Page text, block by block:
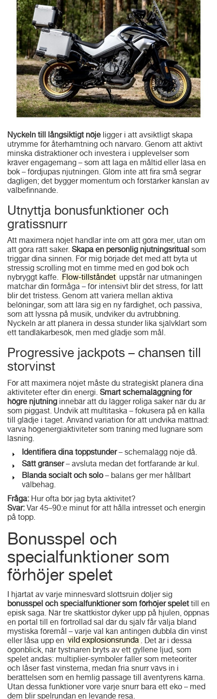
Nyckeln till långsiktigt nöje ligger i att avsiktligt skapa
utrymme för återhämtning och närvaro. Genom att aktivt
minska distraktioner och investera i upplevelser som
kräver engagemang – som att laga en måltid eller läsa en
bok – fördjupas njutningen. Glöm inte att fira små segrar
dagligen; det bygger momentum och förstärker känslan av
välbefinnande.
Utnyttja bonusfunktioner och
gratissnurr
Att maximera nöjet handlar inte om att göra mer, utan om
att göra rätt saker. Skapa en personlig njutningsritual som
triggar dina sinnen. För mig började det med att byta ut
stressig scrolling mot en timme med en god bok och
nybryggt kaffe. Flow-tillståndet uppstår när utmaningen
matchar din förmåga – för intensivt blir det stress, för lätt
blir det tristess. Genom att variera mellan aktiva
belöningar, som att lära sig en ny färdighet, och passiva,
som att lyssna på musik, undviker du avtrubbning.
Nyckeln är att planera in dessa stunder lika självklart som
ett tandläkarbesök, men med glädje som mål.
Progressive jackpots – chansen till
storvinst
För att maximera nöjet måste du strategiskt planera dina
aktiviteter efter din energi. Smart schemaläggning för
högre njutning innebär att du lägger roliga saker när du är
som piggast. Undvik att multitaska – fokusera på en källa
till glädje i taget. Använd variation för att undvika mättnad:
varva högenergiaktiviteter som träning med lugnare som
läsning.
Identifiera dina toppstunder– schemalägg nöje då.
Sätt gränser– avsluta medan det fortfarande är kul.
Blanda socialt och solo– balans ger mer hållbart
välbehag.
Fråga: Hur ofta bör jag byta aktivitet?
Svar: Var 45–90:e minut för att hålla intresset och energin
på topp.
Bonusspel och
specialfunktioner som
förhöjer spelet
I hjärtat av varje minnesvärd slottsruin döljer sig
bonusspel och specialfunktioner som förhöjer spelettill en
episk saga. När tre skattkistor dyker upp på hjulen, öppnas
en portal till en förtrollad sal där du själv får välja bland
mystiska föremål – varje val kan antingen dubbla din vinst
eller låsa upp en vild explosionsrunda . Det är i dessa
ögonblick, när tystnaren bryts av ett gyllene ljud, som
spelet andas: multiplier-symboler faller som meteoriter
och låser fast vinsterna, medan fria snurr vävs in i
berättelsen som en hemlig passage till äventyrens kärna.
Utan dessa funktioner vore varje snurr bara ett eko – med
dem blir spelrundan en levande resa.